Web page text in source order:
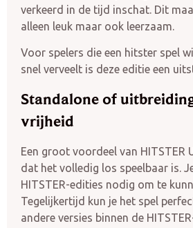
verkeerd in de tijd inschat. Dit
alleen leuk maar ook leerzaam.
Voor spelers die een hitster spel
snel verveelt is deze editie een
Standalone of
vrijheid
Een groot voordeel van HITSTER
dat het volledig los speelbaar is.
HITSTER-edities nodig om te
Tegelijkertijd kun je het spel
andere versies binnen de